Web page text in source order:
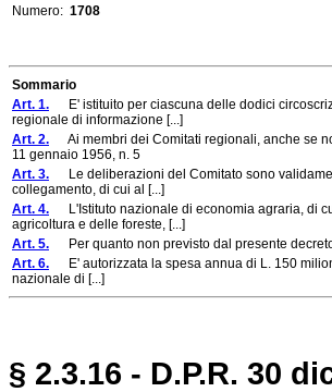
Numero: 1708
Sommario
Art. 1. E' istituito per ciascuna delle dodici
regionale di informazione [...]
Art. 2. Ai membri dei Comitati regionali, anche se
11 gennaio 1956, n. 5
Art. 3. Le deliberazioni del Comitato sono
collegamento, di cui al [...]
Art. 4. L'Istituto nazionale di economia agraria, di
agricoltura e delle foreste, [...]
Art. 5. Per quanto non previsto dal presente
Art. 6. E' autorizzata la spesa annua di L. 150
nazionale di [...]
§ 2.3.16 - D.P.R. 30